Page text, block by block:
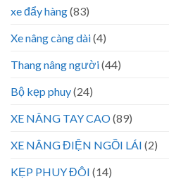
xe đẩy hàng(83)
Xe nâng càng dài(4)
Thang nâng người(44)
Bộ kẹp phuy(24)
XE NÂNG TAY CAO(89)
XE NÂNG ĐIỆN NGỒI LÁI (2)
KẸP PHUY ĐÔI (14)